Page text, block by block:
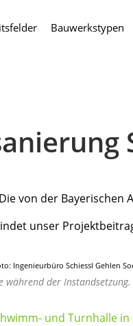
Bauwerkstypen
von der
unser
Ingenieurbüro Schiessl Gehlen
während der Instandsetzung.
und Turnhalle in